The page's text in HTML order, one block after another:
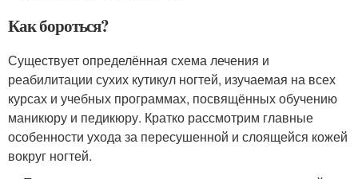
Как бороться?
Существует определённая схема лечения и
реабилитации сухих кутикул ногтей, изучаемая на всех
курсах и учебных программах, посвящённых обучению
маникюру и педикюру. Кратко рассмотрим главные
особенности ухода за пересушенной и слоящейся кожей
вокруг ногтей.